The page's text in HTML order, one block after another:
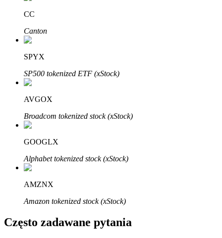
CC
Canton
SPYX
SP500 tokenized ETF (xStock)
AVGOX
Broadcom tokenized stock (xStock)
GOOGLX
Alphabet tokenized stock (xStock)
AMZNX
Amazon tokenized stock (xStock)
Często zadawane pytania